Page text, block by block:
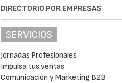
DIRECTORIO POR EMPRESAS
SERVICIOS
Jornadas Profesionales
Impulsa tus ventas
Comunicación y Marketing B2B